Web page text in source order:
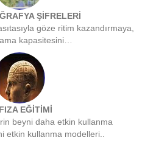
ŞİFRELERİ
göze ritim kazandırmaya,
kapasitesini…
EĞİTİMİ
beyni daha etkin kullanma
etkin kullanma modelleri..